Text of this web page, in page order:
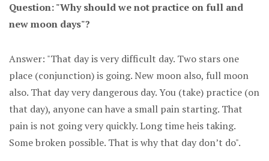
Question: "Why should we not practice on full and
new moon days"?
Answer: "That day is very difficult day. Two stars one
place (conjunction) is going. New moon also, full moon
also. That day very dangerous day. You (take) practice (on
that day), anyone can have a small pain starting. That
pain is not going very quickly. Long time heis taking.
Some broken possible. That is why that day don’t do".